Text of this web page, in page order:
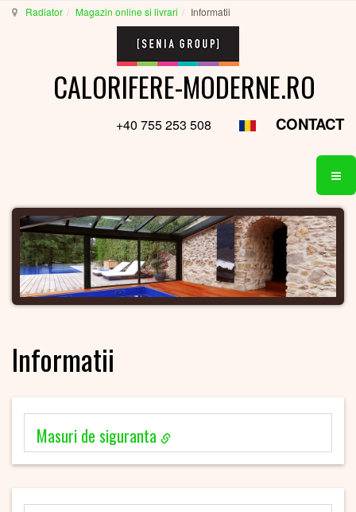
Radiator Magazin online si livrari Informatii
CALORIFERE-MODERNE.RO
+40 755 253 508 CONTACT
Informatii
Masuri de siguranta